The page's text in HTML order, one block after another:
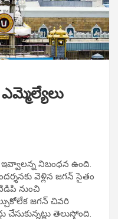
నిబంధన ఉంది.
వెళ్లిన జగన్ సైతం
నుంచి
జగన్ చివరి
తెలుస్తోంది.